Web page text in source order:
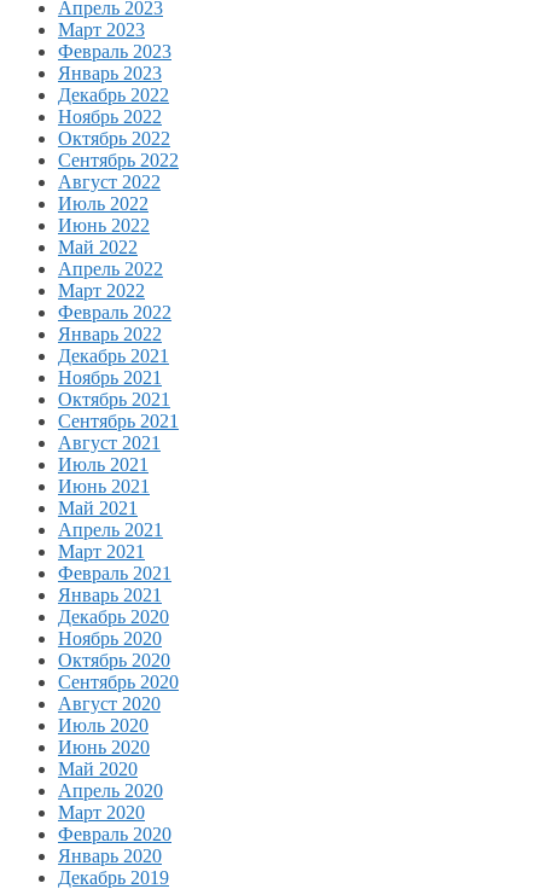
Апрель 2023
Март 2023
Февраль 2023
Январь 2023
Декабрь 2022
Ноябрь 2022
Октябрь 2022
Сентябрь 2022
Август 2022
Июль 2022
Июнь 2022
Май 2022
Апрель 2022
Март 2022
Февраль 2022
Январь 2022
Декабрь 2021
Ноябрь 2021
Октябрь 2021
Сентябрь 2021
Август 2021
Июль 2021
Июнь 2021
Май 2021
Апрель 2021
Март 2021
Февраль 2021
Январь 2021
Декабрь 2020
Ноябрь 2020
Октябрь 2020
Сентябрь 2020
Август 2020
Июль 2020
Июнь 2020
Май 2020
Апрель 2020
Март 2020
Февраль 2020
Январь 2020
Декабрь 2019